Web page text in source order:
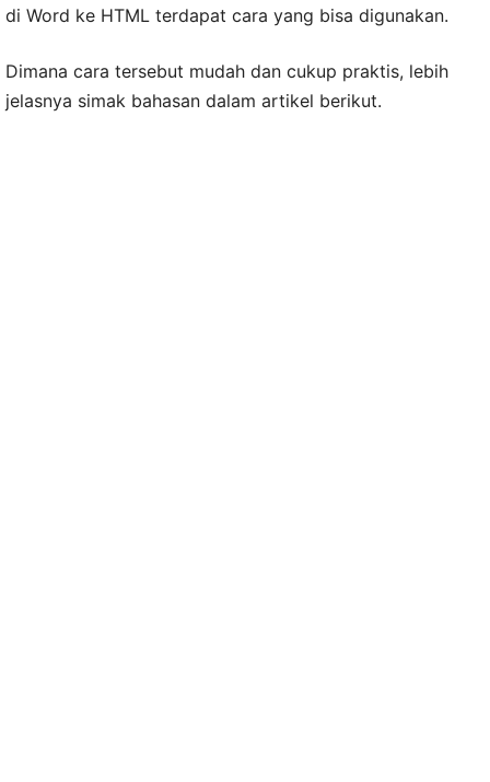
di Word ke HTML terdapat cara yang bisa digunakan.
Dimana cara tersebut mudah dan cukup praktis, lebih
jelasnya simak bahasan dalam artikel berikut.